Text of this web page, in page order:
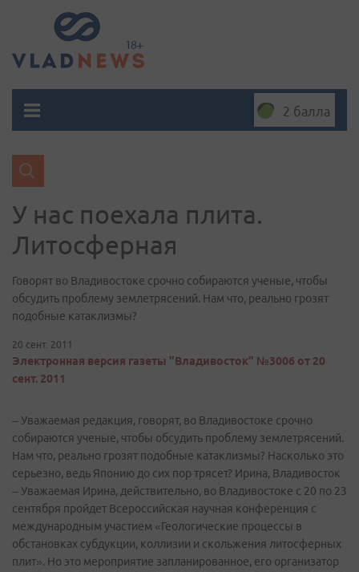
2 балла
У нас поехала плита.
Литосферная
Говорят во Владивостоке срочно собираются ученые, чтобы
обсудить проблему землетрясений. Нам что, реально грозят
подобные катаклизмы?
20 сент. 2011
Электронная версия газеты "Владивосток" №3006 от 20
сент. 2011
– Уважаемая редакция, говорят, во Владивостоке срочно
собираются ученые, чтобы обсудить проблему землетрясений.
Нам что, реально грозят подобные катаклизмы? Насколько это
серьезно, ведь Японию до сих пор трясет? Ирина, Владивосток
– Уважаемая Ирина, действительно, во Владивостоке с 20 по 23
сентября пройдет Всероссийская научная конференция с
международным участием «Геологические процессы в
обстановках субдукции, коллизии и скольжения литосферных
плит». Но это мероприятие запланированное, его организатор